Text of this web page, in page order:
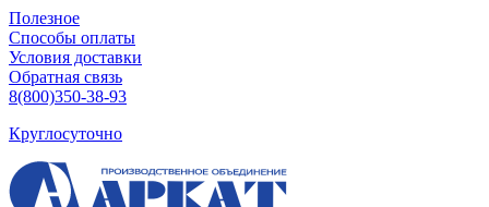
Полезное
Способы оплаты
Условия доставки
Обратная связь
8(800)350-38-93
Круглосуточно